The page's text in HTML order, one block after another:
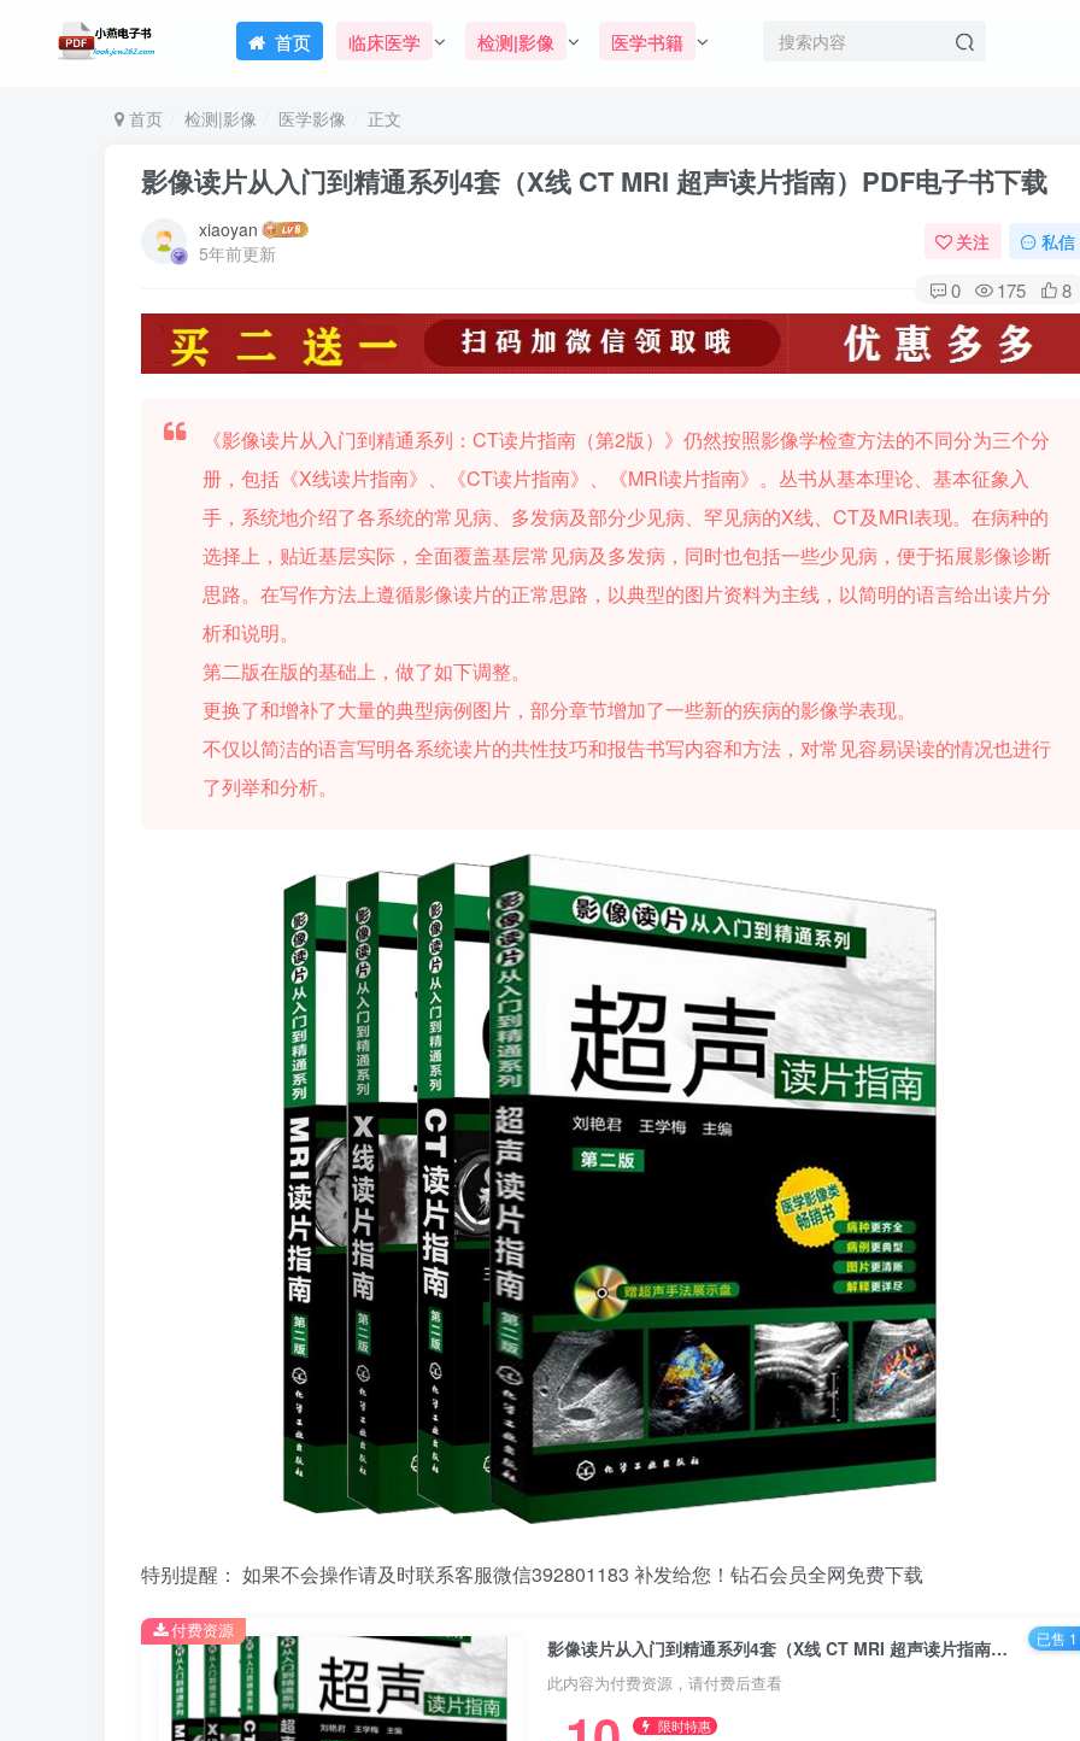
首页 临床医学 检测|影像 医学书籍
首页 检测|影像 医学影像 正文
影像读片从入门到精通系列4套（X线 CT MRI 超声读片指南）PDF电子书下载
xiaoyan
5年前更新
关注 私信
0 175 8
《影像读片从入门到精通系列：CT读片指南（第2版）》仍然按照影像学检查方法的不同分为三个分
册，包括《X线读片指南》、《CT读片指南》、《MRI读片指南》。丛书从基本理论、基本征象入
手，系统地介绍了各系统的常见病、多发病及部分少见病、罕见病的X线、CT及MRI表现。在病种的
选择上，贴近基层实际，全面覆盖基层常见病及多发病，同时也包括一些少见病，便于拓展影像诊断
思路。在写作方法上遵循影像读片的正常思路，以典型的图片资料为主线，以简明的语言给出读片分
析和说明。
第二版在版的基础上，做了如下调整。
更换了和增补了大量的典型病例图片，部分章节增加了一些新的疾病的影像学表现。
不仅以简洁的语言写明各系统读片的共性技巧和报告书写内容和方法，对常见容易误读的情况也进行
了列举和分析。
特别提醒： 如果不会操作请及时联系客服微信392801183 补发给您！钻石会员全网免费下载
影像读片从入门到精通系列4套（X线 CT MRI 超声读片指南）PDF电子书下载
此内容为付费资源，请付费后查看
限时特惠
付费资源 已售 1